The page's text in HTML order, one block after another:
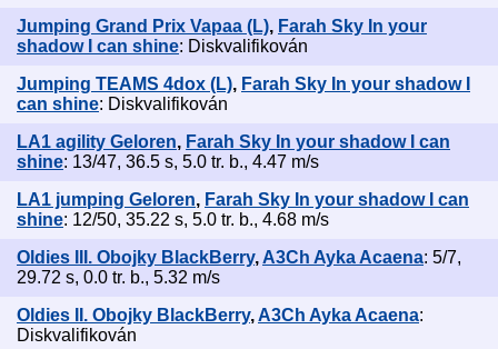
Jumping Grand Prix Vapaa (L), Farah Sky In your
shadow I can shine: Diskvalifikován
Jumping TEAMS 4dox (L), Farah Sky In your shadow I
can shine: Diskvalifikován
LA1 agility Geloren, Farah Sky In your shadow I can
shine: 13/47, 36.5 s, 5.0 tr. b., 4.47 m/s
LA1 jumping Geloren, Farah Sky In your shadow I can
shine: 12/50, 35.22 s, 5.0 tr. b., 4.68 m/s
Oldies III. Obojky BlackBerry, A3Ch Ayka Acaena: 5/7,
29.72 s, 0.0 tr. b., 5.32 m/s
Oldies II. Obojky BlackBerry,A3Ch Ayka Acaena:
Diskvalifikován